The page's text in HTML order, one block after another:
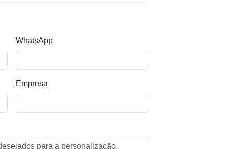
WhatsApp
Empresa